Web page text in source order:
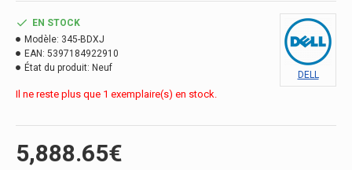
5,888.65€
EN STOCK
Modèle: 345-BDXJ
EAN: 5397184922910
État du produit: Neuf
DELL
Il ne reste plus que 1 exemplaire(s) en stock.